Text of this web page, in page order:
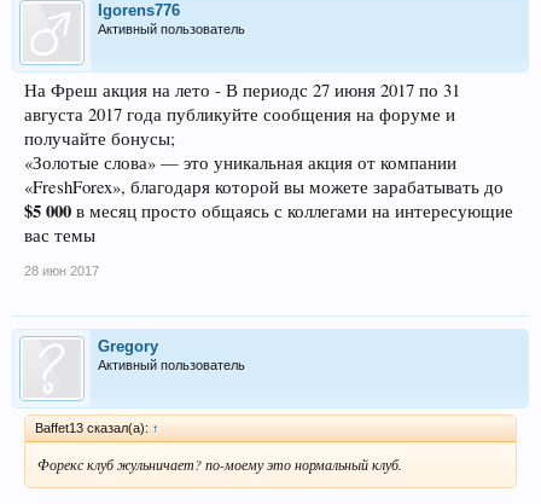
Igorens776
Активный пользователь
На Фреш акция на лето - В периодс 27 июня 2017 по 31
августа 2017 года публикуйте сообщения на форуме и
получайте бонусы;
«Золотые слова» — это уникальная акция от компании
«FreshForex», благодаря которой вы можете зарабатывать до
$5 000 в месяц просто общаясь с коллегами на интересующие
вас темы
28 июн 2017
Gregory
Активный пользователь
Baffet13 сказал(а): ↑
Форекс клуб жульничает? по-моему это нормальный клуб.